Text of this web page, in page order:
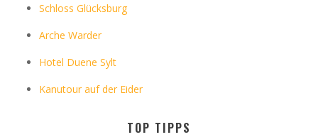
Schloss Glücksburg
Arche Warder
Hotel Duene Sylt
Kanutour auf der Eider
TOP TIPPS